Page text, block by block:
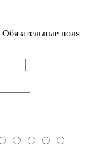
Обязательные поля